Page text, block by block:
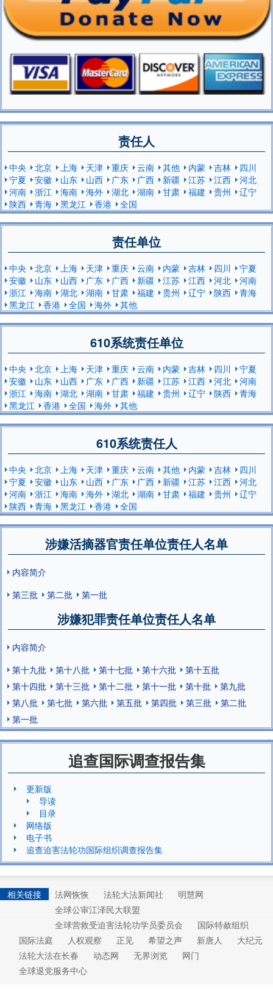
责任人
中央 北京 上海 天津 重庆 云南 其他 内蒙 吉林
四川
宁夏
安徽 山东 山西 广东 广西 新疆 江苏 江西
河北
河南
浙江 海南 海外 湖北 湖南 甘肃 福建 贵州
辽宁
陕西
青海 黑龙江 香港 全国
责任单位
中央 北京 上海 天津 重庆 云南 内蒙 吉林 四川
宁夏
安徽
山东 山西 广东 广西 新疆 江苏 江西 河北
河南
浙江
海南 湖北 湖南 甘肃 福建 贵州 辽宁 陕西
青海
黑龙江
香港 全国 海外 其他
610系统责任单位
中央 北京 上海 天津 重庆 云南 内蒙 吉林 四川
宁夏
安徽
山东 山西 广东 广西 新疆 江苏 江西 河北
河南
浙江
海南 湖北 湖南 甘肃 福建 贵州 辽宁 陕西
青海
黑龙江
香港 全国 海外 其他
610系统责任人
中央 北京 上海 天津 重庆 云南 其他 内蒙 吉林
四川
宁夏
安徽 山东 山西 广东 广西 新疆 江苏 江西
河北
河南
浙江 海南 海外 湖北 湖南 甘肃 福建 贵州
辽宁
陕西
青海 黑龙江 香港 全国
涉嫌活摘器官责任单位责任人名单
内容简介
第三批
第二批 第一批
涉嫌犯罪责任单位责任人名单
内容简介
第十九批
第十八批 第十七批 第十六批
第十五批
第十四批
第十三批 第十二批 第十一批 第十批
第九批
第八批
第七批 第六批 第五批 第四批 第三批
第二批
第一批
追查国际调查报告集
更新版
导读
目录
网络版
电子书
追查迫害法轮功国际组织调查报告集
相关链接 法网恢恢 法轮大法新闻社
明慧网
全球公审江泽民大联盟
全球营救受迫害法轮功学员委员会
国际特赦组织
国际法庭
人权观察 正见 希望之声 新唐人
大纪元
法轮大法在长春
动态网 无界浏览
网门
全球退党服务中心